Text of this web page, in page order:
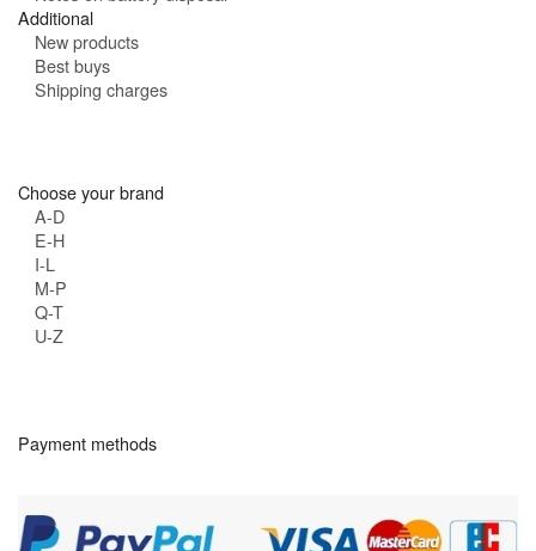
Additional
New products
Best buys
Shipping charges
Choose your brand
A-D
E-H
I-L
M-P
Q-T
U-Z
Payment methods